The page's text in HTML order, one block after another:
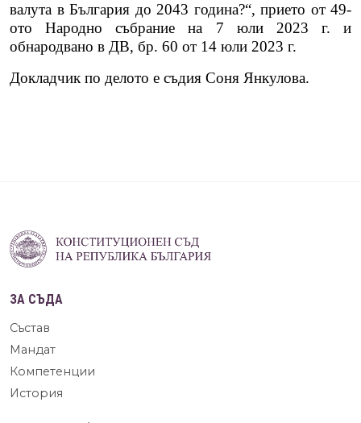
валута в България до 2043 година?“, прието от 49-
ото Народно събрание на 7 юли 2023 г. и
обнародвано в ДВ, бр. 60 от 14 юли 2023 г.
Докладчик по делото е съдия Соня Янкулова.
ЗА СЪДА
Състав
Мандат
Компетенции
История